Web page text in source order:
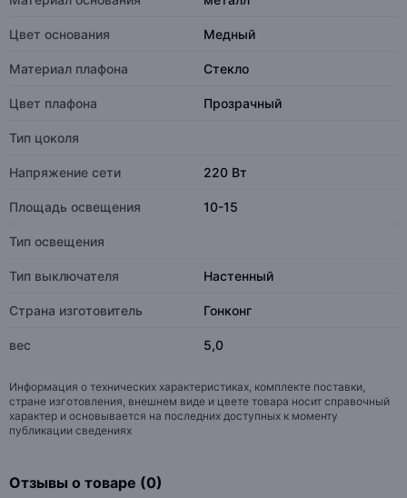
Цвет основания Медный
Материал плафона Стекло
Цвет плафона Прозрачный
Тип цоколя
Напряжение сети 220 Вт
Площадь освещения 10-15
Тип освещения
Тип выключателя Настенный
Страна изготовитель Гонконг
вес 5,0
Информация о технических характеристиках, комплекте поставки,
стране изготовления, внешнем виде и цвете товара носит справочный
характер и основывается на последних доступных к моменту
публикации сведениях
Отзывы о товаре (0)